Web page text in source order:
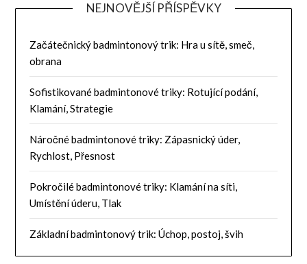
NEJNOVĚJŠÍ PŘÍSPĚVKY
Začátečnický badmintonový trik: Hra u sítě, smeč,
obrana
Sofistikované badmintonové triky: Rotující podání,
Klamání, Strategie
Náročné badmintonové triky: Zápasnický úder,
Rychlost, Přesnost
Pokročilé badmintonové triky: Klamání na síti,
Umístění úderu, Tlak
Základní badmintonový trik: Úchop, postoj, švih